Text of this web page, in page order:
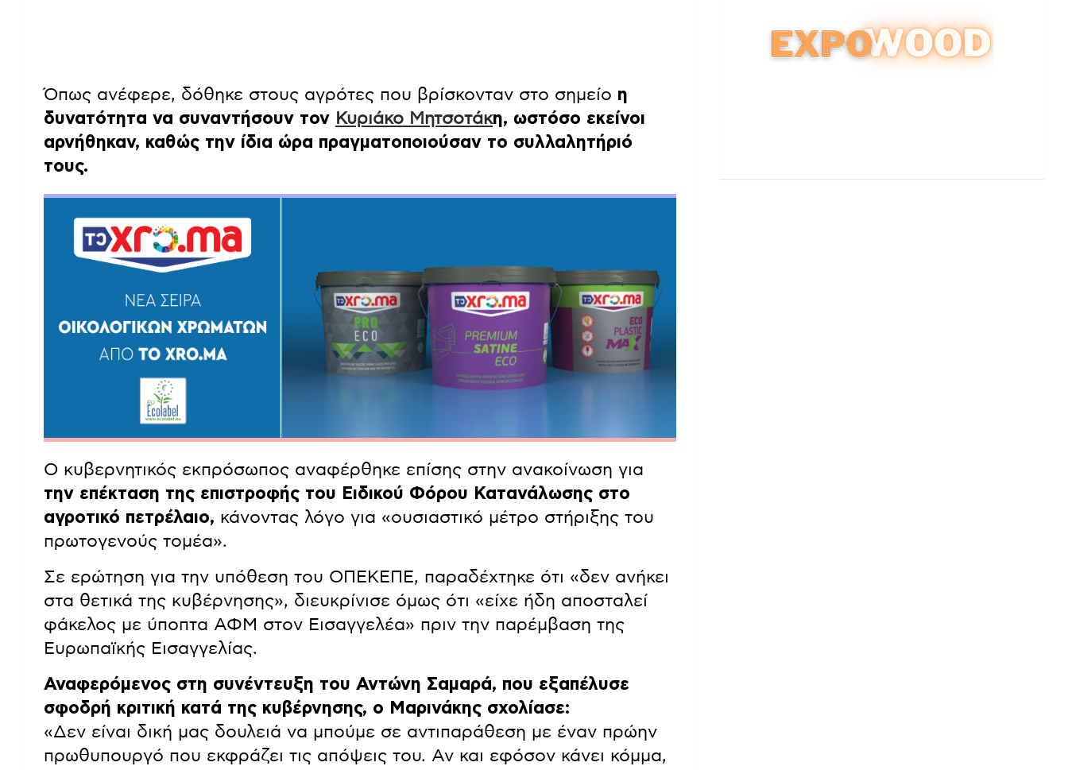
Όπως ανέφερε, δόθηκε στους αγρότες που βρίσκονταν στο σημείο η
δυνατότητα να συναντήσουν τον Κυριάκο Μητσοτάκη, ωστόσο εκείνοι
αρνήθηκαν, καθώς την ίδια ώρα πραγματοποιούσαν το συλλαλητήριό
τους.
Ο κυβερνητικός εκπρόσωπος αναφέρθηκε επίσης στην ανακοίνωση για
την επέκταση της επιστροφής του Ειδικού Φόρου Κατανάλωσης στο
αγροτικό πετρέλαιο, κάνοντας λόγο για «ουσιαστικό μέτρο στήριξης του
πρωτογενούς τομέα».
Σε ερώτηση για την υπόθεση του ΟΠΕΚΕΠΕ, παραδέχτηκε ότι «δεν ανήκει
στα θετικά της κυβέρνησης», διευκρίνισε όμως ότι «είχε ήδη αποσταλεί
φάκελος με ύποπτα ΑΦΜ στον Εισαγγελέα» πριν την παρέμβαση της
Ευρωπαϊκής Εισαγγελίας.
Αναφερόμενος στη συνέντευξη του Αντώνη Σαμαρά, που εξαπέλυσε
σφοδρή κριτική κατά της κυβέρνησης, ο Μαρινάκης σχολίασε:
«Δεν είναι δική μας δουλειά να μπούμε σε αντιπαράθεση με έναν πρώην
πρωθυπουργό που εκφράζει τις απόψεις του. Αν και εφόσον κάνει κόμμα,